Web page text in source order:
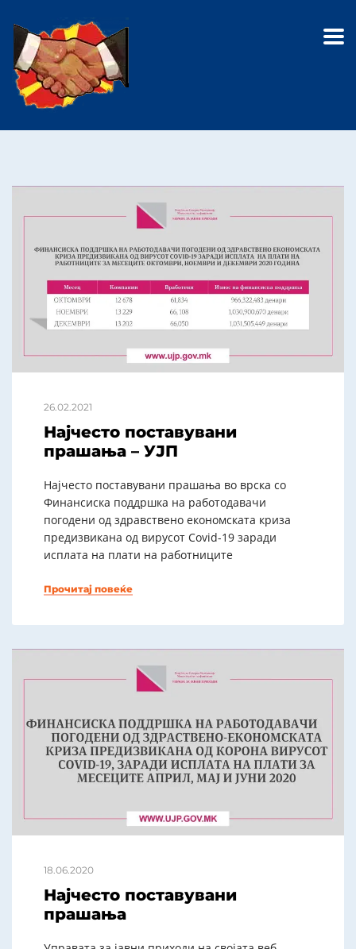
26.02.2021
Најчесто поставувани
прашања – УЈП
Најчесто поставувани прашања во врска со
Финансиска поддршка на работодавачи
погодени од здравствено економската криза
предизвикана од вирусот Covid-19 заради
исплата на плати на работниците
Прочитај повеќе
18.06.2020
Најчесто поставувани
прашања